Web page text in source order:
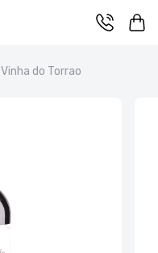
Vinha do Torrao